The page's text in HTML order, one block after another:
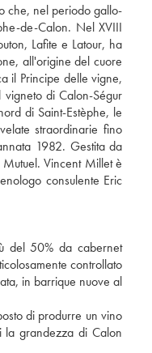
che, nel periodo gallo-
de-Calon. Nel XVIII
Lafite e Latour, ha
all'origine del cuore
il Principe delle vigne,
di Calon-Ségur
di Saint-Estèphe, le
straordinarie fino
1982. Gestita da
Vincent Millet è
consulente Eric
del 50% da cabernet
controllato
in barrique nuove al
di produrre un vino
la grandezza di Calon